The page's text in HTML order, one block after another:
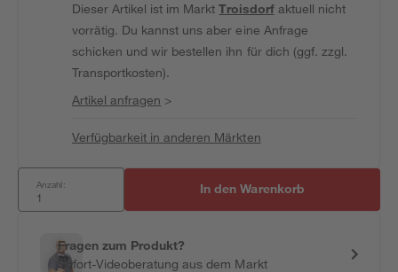
Dieser Artikel ist im MarktTroisdorfaktuell nicht
vorrätig. Du kannst uns aber eine Anfrage
schicken und wir bestellen ihn für dich (ggf. zzgl.
Transportkosten).
Artikel anfragen >
Verfügbarkeit in anderen Märkten
Anzahl: In den Warenkorb
Fragen zum Produkt?
Sofort-Videoberatung aus dem Markt